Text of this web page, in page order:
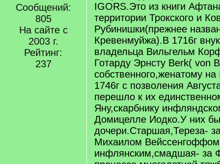
Сообщений:
805
На сайте с
2003 г.
Рейтинг:
237
IGORS.Это из книги
территории Трокского и
Рубинишки(прежнее
Кревенмуйжа).В 1716г
владельца Вильгельм
Готарду Эрнсту Berk( von
собственного,женатому
1746г с позволения
перешло к их
Яну,скарбнику
Домицелле Иодко.У них
дочери.Старшая,Тереза-
Михаилом
инфлянским,смадшая- за